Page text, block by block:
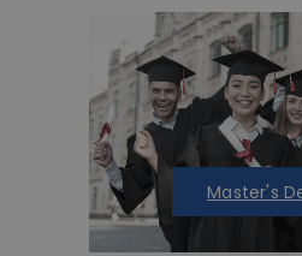
Master's